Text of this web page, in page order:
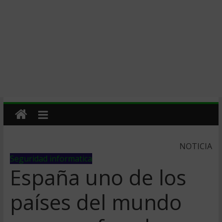
NOTICIA
Seguridad informatica
España uno de los
paí­ses del mundo